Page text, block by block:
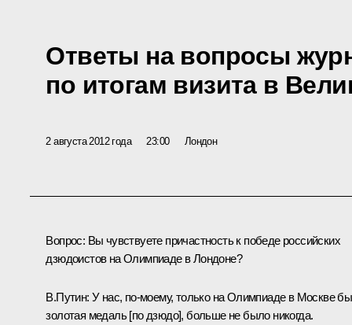
Ответы на вопросы
по итогам визита в
2 августа 2012 года 23:00 Лондон
Вопрос: Вы чувствуете причастность к победе российских
дзюдоистов на Олимпиаде в Лондоне?
В.Путин: У нас, по‑моему, только на Олимпиаде в Москве
золотая медаль [по дзюдо], больше не было никогда.